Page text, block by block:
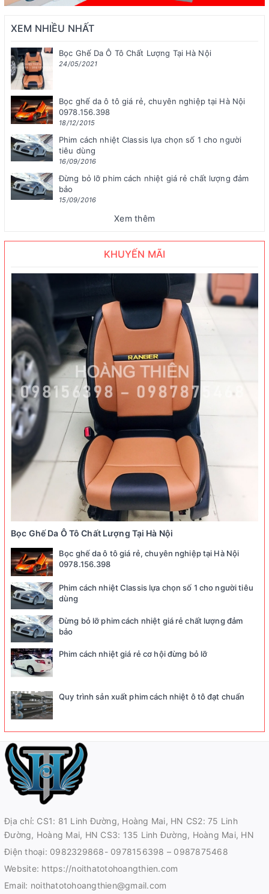
XEM NHIỀU NHẤT
Bọc Ghế Da Ô Tô Chất Lượng Tại Hà Nội
24/05/2021
Bọc ghế da ô tô giá rẻ, chuyên nghiệp tại Hà Nội
0978.156.398
18/12/2015
Phim cách nhiệt Classis lựa chọn số 1 cho người
tiêu dùng
16/09/2016
Đừng bỏ lỡ phim cách nhiệt giá rẻ chất lượng đảm
bảo
15/09/2016
Xem thêm
KHUYẾN MÃI
Bọc Ghế Da Ô Tô Chất Lượng Tại Hà Nội
Bọc ghế da ô tô giá rẻ, chuyên nghiệp tại Hà Nội
0978.156.398
Phim cách nhiệt Classis lựa chọn số 1 cho người tiêu
dùng
Đừng bỏ lỡ phim cách nhiệt giá rẻ chất lượng đảm
bảo
Phim cách nhiệt giá rẻ cơ hội đừng bỏ lỡ
Quy trình sản xuất phim cách nhiệt ô tô đạt chuẩn
Địa chỉ: CS1: 81 Linh Đường, Hoàng Mai, HN CS2: 75 Linh
Đường, Hoàng Mai, HN CS3: 135 Linh Đường, Hoàng Mai, HN
Điện thoại: 0982329868- 0978156398 – 0987875468
Website: https://noithatotohoangthien.com
Email: noithatotohoangthien@gmail.com